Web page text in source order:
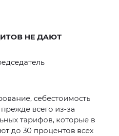
НЕ ДАЮТ
себестоимость
всего из-за
тарифов, которые в
до 30 процентов всех